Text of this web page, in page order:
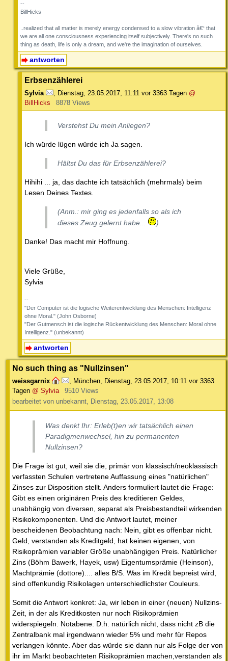
--
BillHicks
..realized that all matter is merely energy condensed to a slow vibration â€“ that
we are all one consciousness experiencing itself subjectively. There's no such
thing as death, life is only a dream, and we're the imagination of ourselves.
antworten
Erbsenzählerei
Sylvia Dienstag, 23.05.2017, 11:11 vor 3363 Tagen @
BillHicks
8878 Views
Verstehst Du mein Anliegen?
Ich würde lügen würde ich Ja sagen.
Hältst Du das für Erbsenzählerei?
Hihihi ... ja, das dachte ich tatsächlich (mehrmals) beim
Lesen Deines Textes.
(Anm.: mir ging es jedenfalls so als ich
dieses Zeug gelernt habe...
)
Danke! Das macht mir Hoffnung.
Viele Grüße,
Sylvia
--
"Der Computer ist die logische Weiterentwicklung des Menschen: Intelligenz
ohne Moral." (John Osborne)
"Der Gutmensch ist die logische Rückentwicklung des Menschen: Moral ohne
Intelligenz." (unbekannt)
antworten
No such thing as "Nullzinsen"
weissgarnix München Dienstag, 23.05.2017, 10:11 vor 3363
Tagen @ Sylvia
9510 Views
bearbeitet von unbekannt, Dienstag, 23.05.2017, 13:08
Was denkt Ihr: Erleb(t)en wir tatsächlich einen
Paradigmenwechsel, hin zu permanenten
Nullzinsen?
Die Frage ist gut, weil sie die, primär von klassisch/neoklassisch
verfassten Schulen vertretene Auffassung eines "natürlichen"
Zinses zur Disposition stellt. Anders formuliert lautet die Frage:
Gibt es einen originären Preis des kreditieren Geldes,
unabhängig von diversen, separat als Preisbestandteil wirkenden
Risikokomponenten. Und die Antwort lautet, meiner
bescheidenen Beobachtung nach: Nein, gibt es offenbar nicht.
Geld, verstanden als Kreditgeld, hat keinen eigenen, von
Risikoprämien variabler Größe unabhängigen Preis. Natürlicher
Zins (Böhm Bawerk, Hayek, usw) Eigentumsprämie (Heinson),
Machtprämie (dottore).... alles B/S. Was im Kredit bepreist wird,
sind offenkundig Risikolagen unterschiedlichster Couleurs.
Somit die Antwort konkret: Ja, wir leben in einer (neuen) Nullzins-
Zeit, in der als Kreditkosten nur noch Risikoprämien
widerspiegeln. Notabene: D.h. natürlich nicht, dass nicht zB die
Zentralbank mal irgendwann wieder 5% und mehr für Repos
verlangen könnte. Aber das würde sie dann nur als Folge der von
ihr im Markt beobachteten Risikoprämien machen,verstanden als